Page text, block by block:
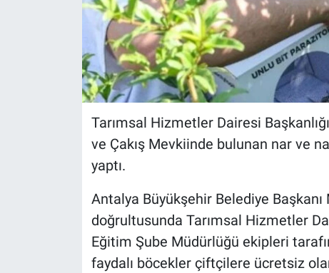
Tarımsal Hizmetler Dairesi
ve Çakış Mevkiinde bulunan nar ve
yaptı.
Antalya Büyükşehir Belediye
doğrultusunda Tarımsal Hizmetler
Eğitim Şube Müdürlüğü ekipleri
faydalı böcekler çiftçilere ücretsiz